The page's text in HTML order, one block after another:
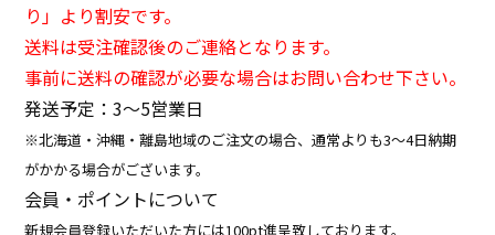
り」より割安です。
送料は受注確認後のご連絡となります。
事前に送料の確認が必要な場合はお問い合わせ下さい。
発送予定：3〜5営業日
※北海道・沖縄・離島地域のご注文の場合、通常よりも3～4日納期
がかかる場合がございます。
会員・ポイントについて
新規会員登録いただいた方には100pt進呈致しております。